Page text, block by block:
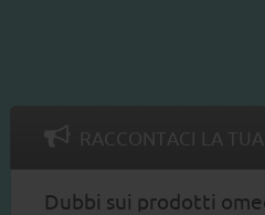
RACCONTACI LA
Dubbi sui prodotti